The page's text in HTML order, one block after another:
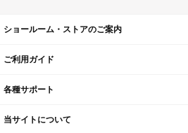
ショールーム・ストアのご案内
ご利用ガイド
各種サポート
当サイトについて